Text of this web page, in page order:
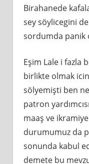
Birahanede
sey söylicegini
sordumda panik
Eşim Lale i fazla
birlikte olmak
sölyemişti ben
patron
maaş ve
durumumuz da
sonunda kabul
demete bu